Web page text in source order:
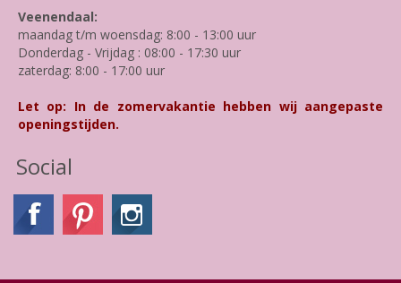
Veenendaal:
maandag t/m woensdag: 8:00 - 13:00 uur
Donderdag - Vrijdag : 08:00 - 17:30 uur
zaterdag: 8:00 - 17:00 uur
Let op: In de zomervakantie hebben wij aangepaste
openingstijden.
Social